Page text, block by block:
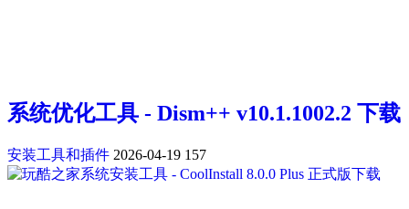
系统优化工具 - Dism++ v10.1.1002.2 下载
安装工具和插件 2026-04-19 157